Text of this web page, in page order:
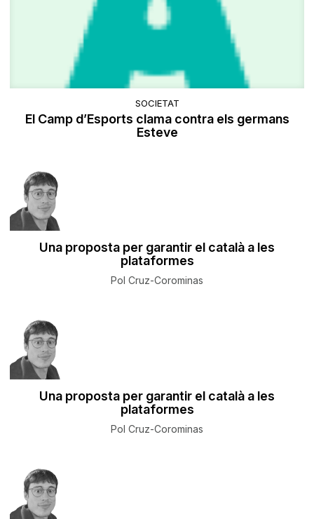
SOCIETAT
El Camp d’Esports clama contra els germans
Esteve
Una proposta per garantir el català a les
plataformes
Pol Cruz-Corominas
Una proposta per garantir el català a les
plataformes
Pol Cruz-Corominas